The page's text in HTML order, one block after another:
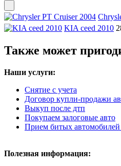
KIA ceed 2010
Также может
Наши услуги:
Снятие с учета
Договор купли-продажи
Выкуп после дтп
Покупаем залоговые авто
Прием битых автомобилей
Полезная информация: